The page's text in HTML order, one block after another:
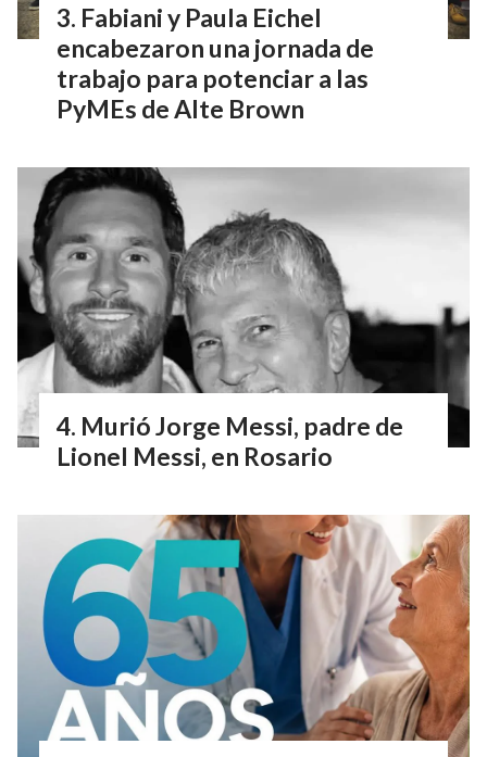
Fabiani y Paula Eichel
encabezaron una jornada de
trabajo para potenciar a las
PyMEs de Alte Brown
Murió Jorge Messi, padre de
Lionel Messi, en Rosario